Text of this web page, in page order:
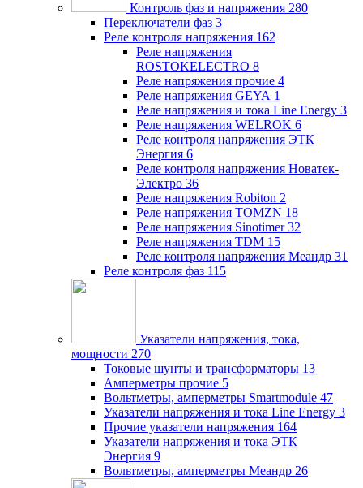
Контроль фаз и напряжения 280
Переключатели фаз 3
Реле контроля напряжения 162
Реле напряжения
ROSTOKELECTRO 8
Реле напряжения прочие 4
Реле напряжения GEYA 1
Реле напряжения и тока Line Energy 3
Реле напряжения WELROK 6
Реле контроля напряжения ЭТК
Энергия 6
Реле контроля напряжения Новатек-
Электро 36
Реле напряжения Robiton 2
Реле напряжения TOMZN 18
Реле напряжения Sinotimer 32
Реле напряжения TDM 15
Реле контроля напряжения Меандр 31
Реле контроля фаз 115
Указатели напряжения, тока,
мощности 270
Токовые шунты и трансформаторы 13
Амперметры прочие 5
Вольтметры, амперметры Smartmodule 47
Указатели напряжения и тока Line Energy 3
Прочие указатели напряжения 164
Указатели напряжения и тока ЭТК
Энергия 9
Вольтметры, амперметры Меандр 26